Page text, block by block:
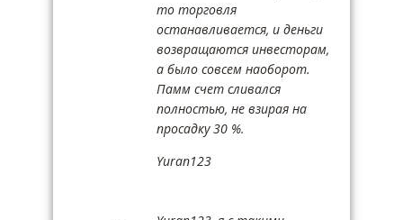
то торговля
останавливается, и деньги
возвращаются инвесторам,
а было совсем наоборот.
Памм счет сливался
полностью, не взирая на
просадку 30 %.
Yuran123